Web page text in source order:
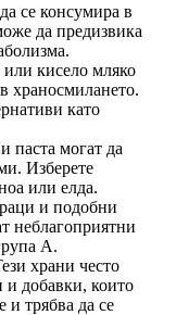
се консумира в
да предизвика
кисело мляко
храносмилането.
като
паста могат да
Изберете
или елда.
и подобни
неблагоприятни
А.
храни често
и добавки, които
и трябва да се